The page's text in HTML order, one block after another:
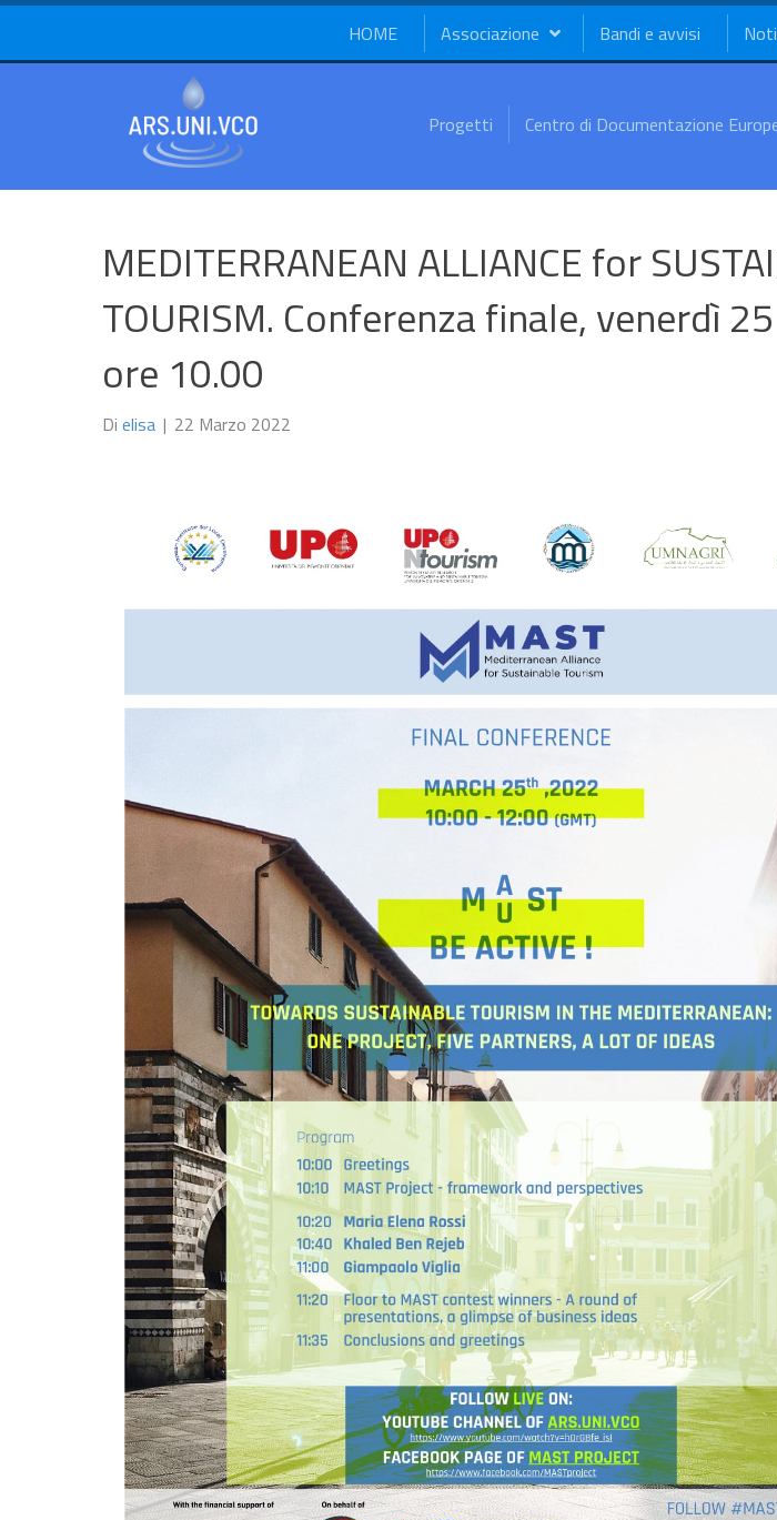
HOME Associazione Bandi e avvisi
Progetti Centro di Documentazione
MEDITERRANEAN ALLIANCE for
TOURISM. Conferenza finale, venerdì
ore 10.00
Di elisa | 22 Marzo 2022